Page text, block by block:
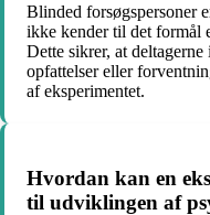
Blinded forsøgspersoner
ikke kender til det formål
Dette sikrer, at
opfattelser eller
af eksperimentet.
Hvordan kan en
til udviklingen af